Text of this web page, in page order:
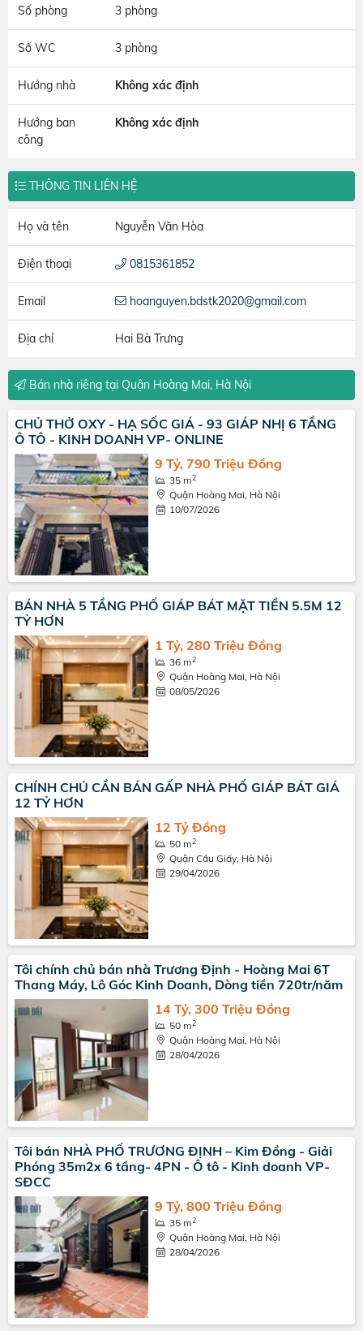
Số phòng 3 phòng
Số WC 3 phòng
Hướng nhà Không xác định
Hướng ban
công
Không xác định
THÔNG TIN LIÊN HỆ
Họ và tên Nguyễn Văn Hòa
Điện thoại 0815361852
Email hoanguyen.bdstk2020@gmail.com
Địa chỉ Hai Bà Trưng
Bán nhà riêng tại Quận Hoàng Mai, Hà Nội
CHỦ THỞ OXY - HẠ SỐC GIÁ - 93 GIÁP NHỊ 6 TẦNG
Ô TÔ - KINH DOANH VP- ONLINE
9 Tỷ, 790 Triệu Đồng
35 m2
Quận Hoàng Mai, Hà Nội
10/07/2026
BÁN NHÀ 5 TẦNG PHỐ GIÁP BÁT MẶT TIỀN 5.5M 12
TỶ HƠN
1 Tỷ, 280 Triệu Đồng
36 m2
Quận Hoàng Mai, Hà Nội
08/05/2026
CHÍNH CHỦ CẦN BÁN GẤP NHÀ PHỐ GIÁP BÁT GIÁ
12 TỶ HƠN
12 Tỷ Đồng
50 m2
Quận Cầu Giấy, Hà Nội
29/04/2026
Tôi chính chủ bán nhà Trương Định - Hoàng Mai 6T
Thang Máy, Lô Góc Kinh Doanh, Dòng tiền 720tr/năm
14 Tỷ, 300 Triệu Đồng
50 m2
Quận Hoàng Mai, Hà Nội
28/04/2026
Tôi bán NHÀ PHỐ TRƯƠNG ĐỊNH – Kim Đồng - Giải
Phóng 35m2x 6 tầng- 4PN - Ô tô - Kinh doanh VP-
SĐCC
9 Tỷ, 800 Triệu Đồng
35 m2
Quận Hoàng Mai, Hà Nội
28/04/2026